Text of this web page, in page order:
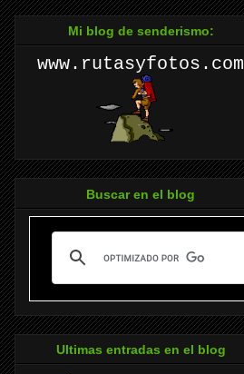
Mi blog de senderismo:
www.rutasyfotos.com
Buscar en el blog
Ultimas entradas en el blog